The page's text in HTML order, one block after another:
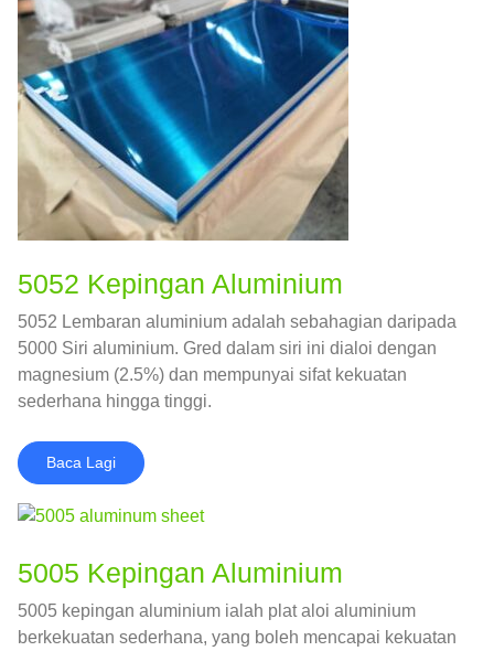
5052 Kepingan Aluminium
5052 Lembaran aluminium adalah sebahagian daripada
5000 Siri aluminium. Gred dalam siri ini dialoi dengan
magnesium (2.5%) dan mempunyai sifat kekuatan
sederhana hingga tinggi.
Baca Lagi
5005 Kepingan Aluminium
5005 kepingan aluminium ialah plat aloi aluminium
berkekuatan sederhana, yang boleh mencapai kekuatan